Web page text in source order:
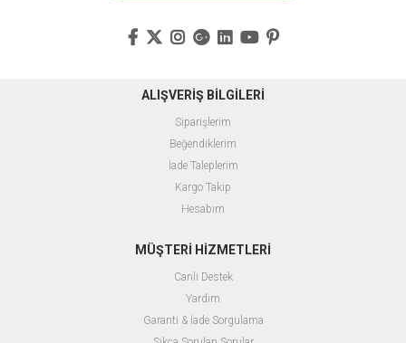
ALIŞVERİŞ BİLGİLERİ
Siparişlerim
Beğendiklerim
İade Taleplerim
Kargo Takip
Hesabım
MÜŞTERİ HİZMETLERİ
Canlı Destek
Yardım
Garanti & İade Sorgulama